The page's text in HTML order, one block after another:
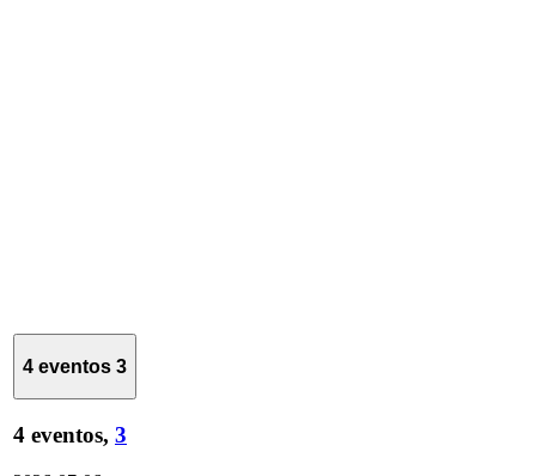
4 eventos 3
4 eventos, 3